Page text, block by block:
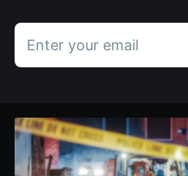
Enter your email